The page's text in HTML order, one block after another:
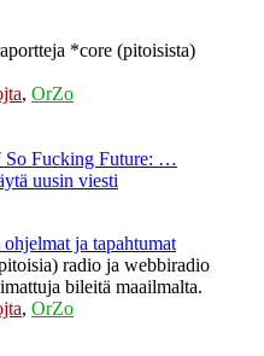
*core (pitoisista)
, OrZo
So Fucking Future: …
uusin viesti
ja tapahtumat
radio ja webbiradio
bileitä maailmalta.
, OrZo